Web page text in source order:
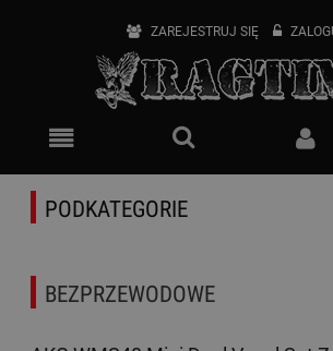
ZAREJESTRUJ SIĘ
PODKATEGORIE
BEZPRZEWODOWE